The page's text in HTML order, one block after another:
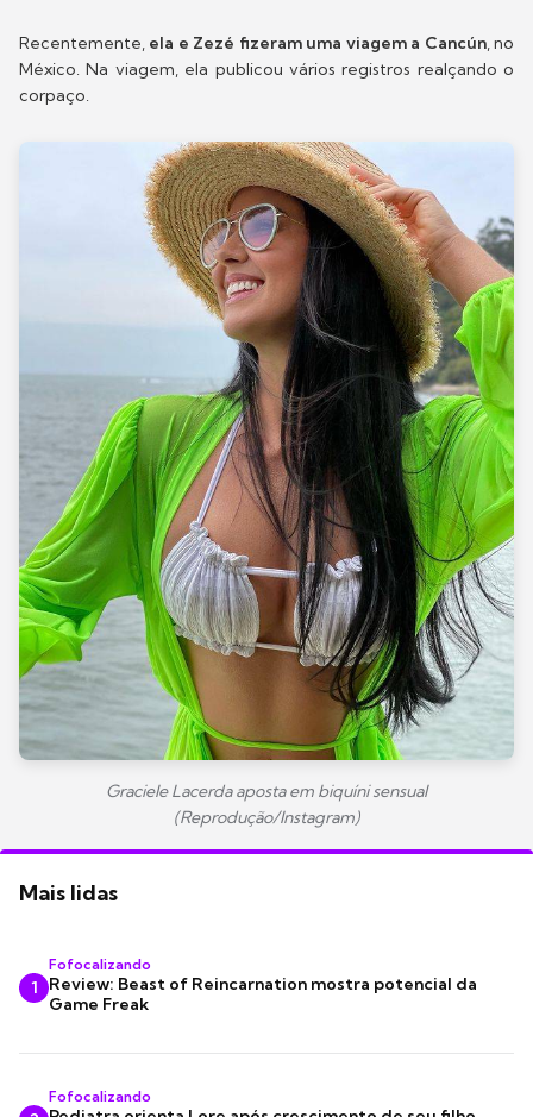
Recentemente, ela e Zezé fizeram uma viagem a Cancún, no
México. Na viagem, ela publicou vários registros realçando o
corpaço.
Graciele Lacerda aposta em biquíni sensual
(Reprodução/Instagram)
Mais lidas
1
Fofocalizando
Review: Beast of Reincarnation mostra potencial da
Game Freak
Fofocalizando